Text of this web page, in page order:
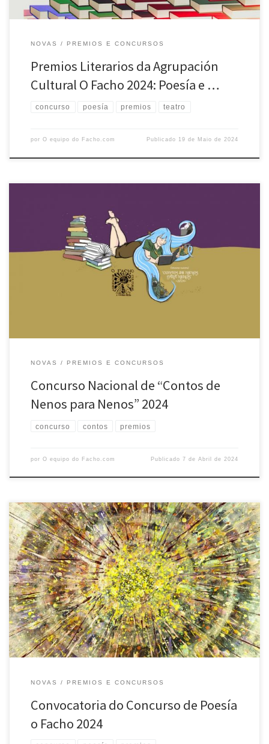
NOVAS PREMIOS E CONCURSOS
Premios Literarios da Agrupación
Cultural O Facho 2024: Poesía e …
concurso poesía premios teatro
por O equipo do Facho.com Publicado 19 de Maio de 2024
Recuperados en 2008 os premios literarios que desde os anos sesenta
convocou O FACHO enos que participaron ou gañaron moitos dos
escritores e escritoras que hoxe fan posíbel con a súaobra unha
literatura galega de calidade e de grande importancia nas letras
universais, realizase aconvocatoria para 2024 do Concurso Literario
NOVAS PREMIOS E CONCURSOS
Concurso Nacional de “Contos de
Nenos para Nenos” 2024
concurso contos premios
por O equipo do Facho.com Publicado7 de Abril de 2024
A Agrupación Cultural O FACHO convoca o Concurso de Poesía O
Facho 2024, que se rexerá polas seguintes bases: 1º) Ao premio de
poesía de O Facho poderá concorrer calquera persoa até os 35 anos
de idade e sempre que non publicase ningún libro individual de poesía
e a obra […]
NOVAS PREMIOS E CONCURSOS
Convocatoria do Concurso de Poesía
o Facho 2024